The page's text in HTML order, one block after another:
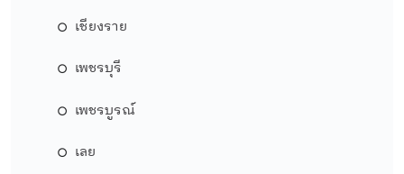
เชียงราย
เพชรบุรี
เพชรบูรณ์
เลย